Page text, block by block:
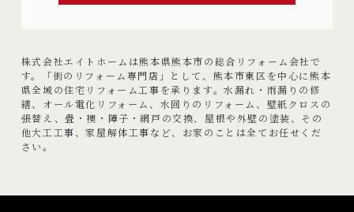
株式会社エイトホームは熊本県熊本市の総合リフォーム会社で
す。「街のリフォーム専門店」として、熊本市東区を中心に熊本
県全域の住宅リフォーム工事を承ります。水漏れ・雨漏りの修
繕、オール電化リフォーム、水回りのリフォーム、壁紙クロスの
張替え、畳・襖・障子・網戸の交換、屋根や外壁の塗装、その
他大工工事、家屋解体工事など、お家のことは全てお任せくだ
さい。